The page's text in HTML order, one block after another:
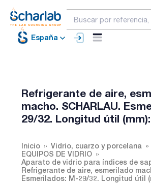
España
Refrigerante de aire,
macho. SCHARLAU.
29/32. Longitud útil
Inicio
Vidrio, cuarzo y porcelana
EQUIPOS DE VIDRIO
Aparato de vidrio para índices de
Refrigerante de aire, esmerilado
Esmerilados: M-29/32. Longitud útil